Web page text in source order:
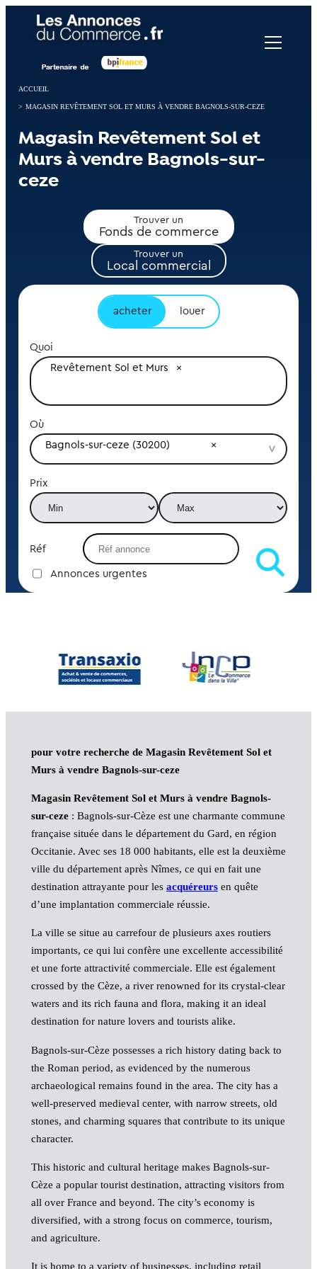
ACCUEIL
> MAGASIN REVÊTEMENT SOL ET MURS À VENDRE BAGNOLS-SUR-CEZE
Magasin Revêtement Sol et
Murs à vendre Bagnols-sur-
ceze
Trouver un
Fonds de commerce
Trouver un
Local commercial
acheter louer
Quoi
Revêtement Sol et Murs
Où
Bagnols-sur-ceze (30200)
Prix
Réf
Annonces urgentes
pour votre recherche de Magasin Revêtement Sol et
Murs à vendre Bagnols-sur-ceze
Magasin Revêtement Sol et Murs à vendre Bagnols-
sur-ceze: Bagnols-sur-Cèze est une charmante commune
française située dans le département du Gard, en région
Occitanie. Avec ses 18 000 habitants, elle est la deuxième
ville du département après Nîmes, ce qui en fait une
destination attrayante pour les acquéreursen quête
d’une implantation commerciale réussie.
La ville se situe au carrefour de plusieurs axes routiers
importants, ce qui lui confère une excellente accessibilité
et une forte attractivité commerciale. Elle est également
crossed by the Cèze, a river renowned for its crystal-clear
waters and its rich fauna and flora, making it an ideal
destination for nature lovers and tourists alike.
Bagnols-sur-Cèze possesses a rich history dating back to
the Roman period, as evidenced by the numerous
archaeological remains found in the area. The city has a
well-preserved medieval center, with narrow streets, old
stones, and charming squares that contribute to its unique
character.
This historic and cultural heritage makes Bagnols-sur-
Cèze a popular tourist destination, attracting visitors from
all over France and beyond. The city’s economy is
diversified, with a strong focus on commerce, tourism,
and agriculture.
It is home to a variety of businesses, including retail
Panneau de gestion des cookies